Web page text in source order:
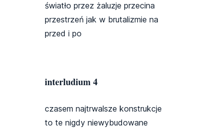
światło przez żaluzje przecina
przestrzeń jak w brutalizmie na
przed i po
interludium 4
czasem najtrwalsze konstrukcje
to te nigdy niewybudowane